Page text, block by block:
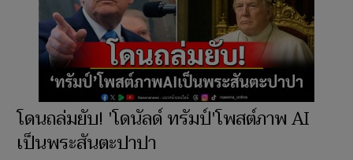
โดนถล่มยับ! 'โดนัลด์ ทรัมป์'โพสต์ภาพ AI
เป็นพระสันตะปาปา